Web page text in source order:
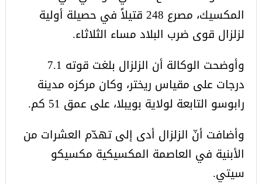
المكسيك، مصرع 248 قتيلاً في حصيلة أولية
لزلزال قوى ضرب البلاد مساء الثلاثاء.
وأوضحت الوكالة أن الزلزال بلغت قوته 7.1
درجات على مقياس ريختر، وكان مركزه مدينة
رابوسو التابعة لولاية بويبلا، على عمق 51 كم.
وأضافت أنّ الزلزال أدى إلى تهدّم العشرات من
الأبنية في العاصمة المكسيكية مكسيكو
سيتي.